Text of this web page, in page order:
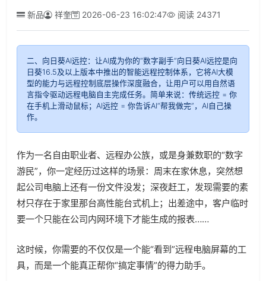
新品 祥奎 2026-06-23 16:02:47 阅读 24371
二、向日葵AI远控：让AI成为你的“数字副手”向日葵AI远控是向
日葵16.5及以上版本中推出的智能远程控制体系，它将AI大模
型的能力与远程控制底层操作深度融合，让用户可以用自然语
言指令驱动远程电脑自主完成任务。简单来说：传统远控 = 你
在手机上滑动鼠标；AI远控 = 你告诉AI“帮我做完”，AI自己操
作。
作为一名自由职业者、远程办公族，或是身兼数职的“数字
游民”，你一定经历过这样的场景：周末在家休息，突然想
起公司电脑上还有一份文件没发；深夜赶工，发现需要的素
材只存在于家里那台高性能台式机上；出差途中，客户临时
要一个只能在公司内网环境下才能生成的报表……
这时候，你需要的不仅仅是一个能“看到”远程电脑屏幕的工
具，而是一个能真正帮你“搞定事情”的得力助手。